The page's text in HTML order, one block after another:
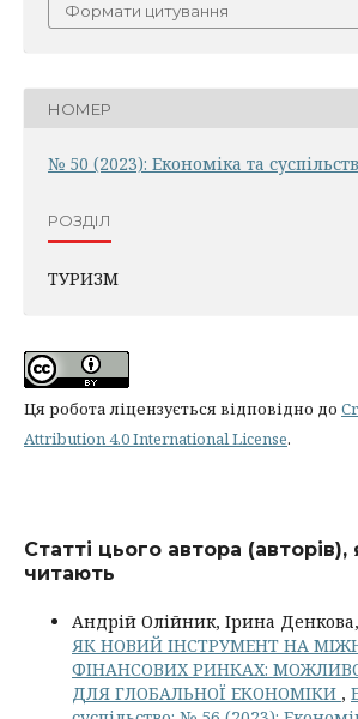
Формати цитування
НОМЕР
№ 50 (2023): Економіка та
РОЗДІЛ
ТУРИЗМ
Ця робота ліцензується відповідно до
Attribution 4.0 International License.
Статті цього автора (авторів),
читають
Андрій Олійник, Ірина Денкова,
ЯК НОВИЙ ІНСТРУМЕНТ НА
ФІНАНСОВИХ РИНКАХ:
ДЛЯ ГЛОБАЛЬНОЇ ЕКОНОМІКИ ,